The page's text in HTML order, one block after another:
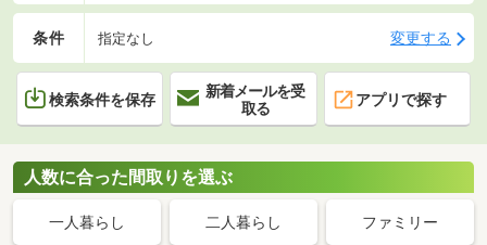
条件 指定なし 変更する
検索条件を保存
新着メールを受
取る
アプリで探す
人数に合った間取りを選ぶ
一人暮らし 二人暮らし ファミリー